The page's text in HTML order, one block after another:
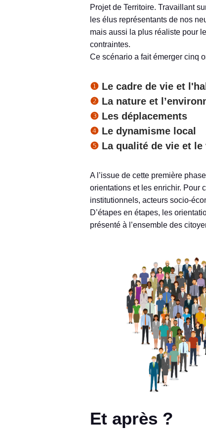
Projet de Territoire. Travaillant
les élus représentants de nos
mais aussi la plus réaliste pour
contraintes.
Ce scénario a fait émerger cinq
❶ Le cadre de vie et
❷ La nature et
Les déplacements
Le dynamisme local
❺ La qualité de vie et
A l’issue de cette première
orientations et les enrichir. Pour
institutionnels, acteurs socio-
D’étapes en étapes, les
présenté à l’ensemble des
Et après ?